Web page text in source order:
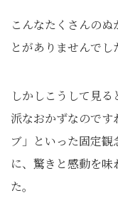
こんなたくさんの
とがありませんでし
しかしこうして見
派なおかずなのです
ブ」といった固定
に、驚きと感動を
た。